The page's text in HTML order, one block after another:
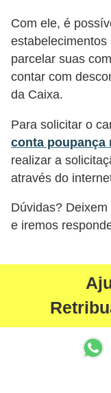
Com ele, é
parcelar suas
contar com
da Caixa.
Para solicitar o
conta poupança
realizar a
através do
Dúvidas?
e iremos
P
r
o
g
r
a
m
a
s
d
r
o